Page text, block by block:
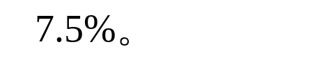
7.5%。